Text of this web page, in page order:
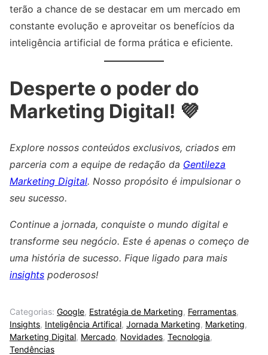
terão a chance de se destacar em um mercado em
constante evolução e aproveitar os benefícios da
inteligência artificial de forma prática e eficiente.
Desperte o poder do
Marketing Digital! 💜
Explore nossos conteúdos exclusivos, criados em
parceria com a equipe de redação da Gentileza
Marketing Digital. Nosso propósito é impulsionar o
seu sucesso.
Continue a jornada, conquiste o mundo digital e
transforme seu negócio. Este é apenas o começo de
uma história de sucesso. Fique ligado para mais
insights poderosos!
Categorias: Google, Estratégia de Marketing, Ferramentas,
Insights, Inteligência Artifical, Jornada Marketing, Marketing,
Marketing Digital, Mercado, Novidades, Tecnologia,
Tendências